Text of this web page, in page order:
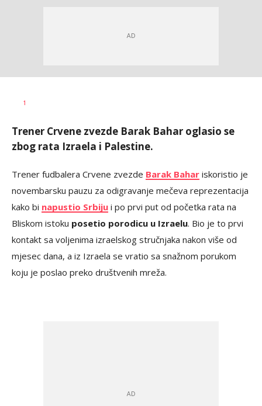
AUTOR
1
Trener Crvene zvezde Barak Bahar oglasio se
zbog rata Izraela i Palestine.
Trener fudbalera Crvene zvezde Barak Bahar iskoristio je
novembarsku pauzu za odigravanje mečeva reprezentacija
kako bi napustio Srbiju i po prvi put od početka rata na
Bliskom istoku posetio porodicu u Izraelu. Bio je to prvi
kontakt sa voljenima izraelskog stručnjaka nakon više od
mjesec dana, a iz Izraela se vratio sa snažnom porukom
koju je poslao preko društvenih mreža.